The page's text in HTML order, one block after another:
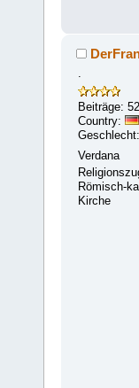
Beiträge:
Country:
Verdana
Römisch-
Kirche